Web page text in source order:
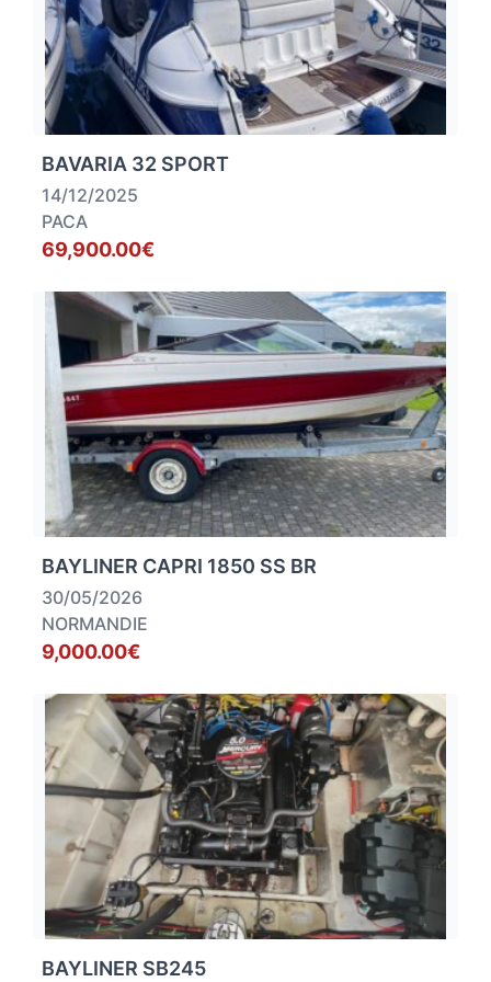
BAVARIA 32 SPORT
14/12/2025
PACA
69,900.00€
BAYLINER CAPRI 1850 SS BR
30/05/2026
NORMANDIE
9,000.00€
BAYLINER SB245